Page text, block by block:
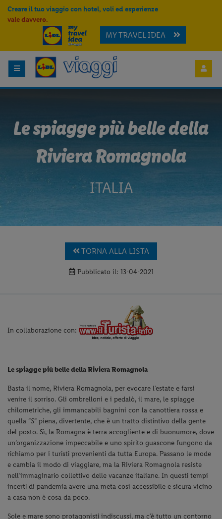
Creare il tuo viaggio con hotel, voli ed esperienze
vale davvero.
MY TRAVEL IDEA
Le spiagge più belle della
Riviera Romagnola
ITALIA
TORNA ALLA LISTA
Pubblicato il: 13-04-2021
In collaborazione con:
Le spiagge più belle della Riviera Romagnola
Basta il nome, Riviera Romagnola, per evocare l’estate e farsi
venire il sorriso. Gli ombrelloni e i pedalò, il mare, le spiagge
chilometriche, gli immancabili bagnini con la canottiera rossa e
quella “S” piena, divertente, che è un tratto distintivo della gente
del posto. Sì, la Romagna è terra accogliente e di buonumore, dove
un’organizzazione impeccabile e uno spirito guascone fungono da
richiamo per i turisti provenienti da tutta Europa. Passano le mode
e cambia il modo di viaggiare, ma la Riviera Romagnola resiste
nell’immaginario collettivo delle vacanze italiane. In questi tempi
incerti di pandemia avere una meta così accessibile e sicura vicino
a casa non è cosa da poco.
Sole e mare sono protagonisti indiscussi, ma c’è tutto un contorno